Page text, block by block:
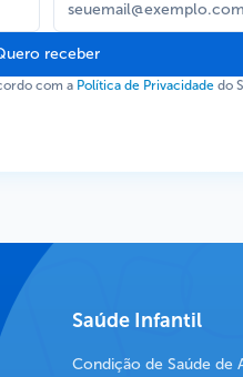
receber
com a Política de Privacidade do
Saúde Infantil
Condição de Saúde de